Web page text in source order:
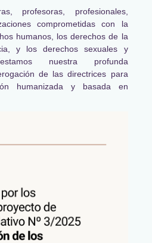
profesoras, profesionales,
comprometidas con la
humanos, los derechos de la
y los derechos sexuales y
nuestra profunda
de las directrices para
humanizada y basada en